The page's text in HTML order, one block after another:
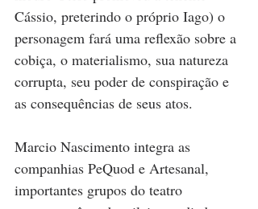
Cássio, preterindo o próprio Iago) o
personagem fará uma reflexão sobre a
cobiça, o materialismo, sua natureza
corrupta, seu poder de conspiração e
as consequências de seus atos.
Marcio Nascimento integra as
companhias PeQuod e Artesanal,
importantes grupos do teatro